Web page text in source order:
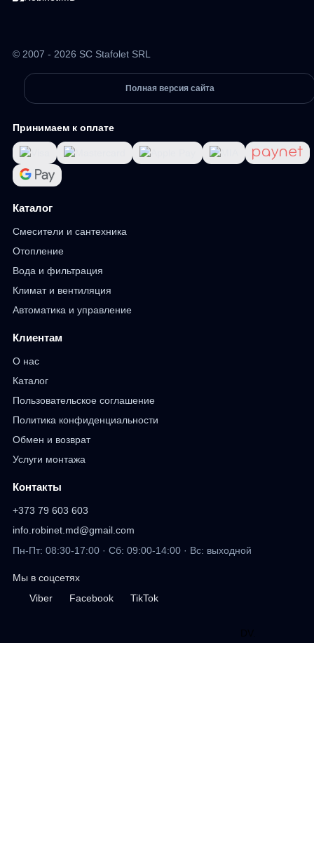
© 2007 - 2026 SC Stafolet SRL
Полная версия сайта
Принимаем к оплате
Каталог
Смесители и сантехника
Отопление
Вода и фильтрация
Климат и вентиляция
Автоматика и управление
Клиентам
О нас
Каталог
Пользовательское соглашение
Политика конфиденциальности
Обмен и возврат
Услуги монтажа
Контакты
+373 79 603 603
info.robinet.md@gmail.com
Пн-Пт: 08:30-17:00 · Сб: 09:00-14:00 · Вс: выходной
Мы в соцсетях
Viber
Facebook TikTok